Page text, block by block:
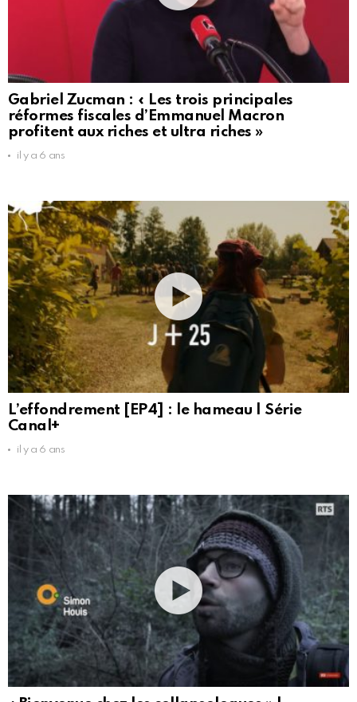
Gabriel Zucman : « Les trois principales
réformes fiscales d’Emmanuel Macron
profitent aux riches et ultra riches »
il y a 6 ans
L’effondrement [EP4] : le hameau | Série
Canal+
il y a 6 ans